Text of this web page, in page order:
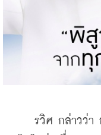
รวิศ กล่าวว่า อุ